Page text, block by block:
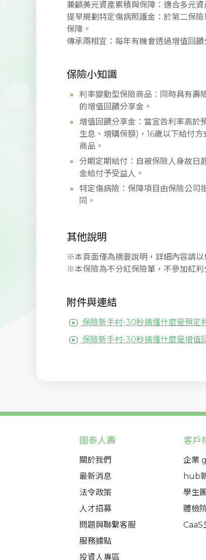
兼顧美元資產累積與保障：適合多元
提早規劃特定傷病照護金：於第二保
保障。
傳承兩相宜：每年有機會透過增值回
保險小知識
利率變動型保險商品：同時具有壽
的增值回饋分享金。
增值回饋分享金：當宣告利率高於
生息、增購保額)，16歲以下給付
商品。
分期定期給付：自被保險人身故日
金給付予受益人。
特定傷病險：保障項目由保險公司
同。
其他說明
※本頁面僅為摘要說明，詳細內容請以
※本保險為不分紅保險單，不參加紅利
附件與連結
保險新手村-30秒搞懂什麼是預定
保險新手村-30秒搞懂什麼是增值
國泰人壽
關於我們
最新消息
法令政策
人才招募
問題與聯繫客服
服務據點
投資人專區
客戶
企業
hub
學生
體檢
CaaS